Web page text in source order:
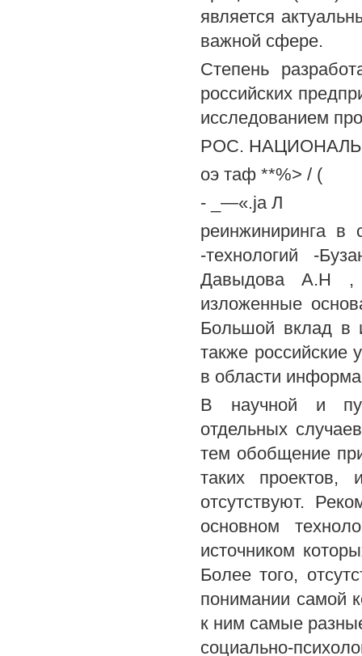
является
важной сфере.
Степень
российских
исследованием
РОС.
оэ таф **%> / (
- _—«.ja Л
реинжиниринга в
-технологий -
Давыдова А.H ,
изложенные
Большой вклад в
также
в области
В научной и
отдельных
тем обобщение
таких проектов,
отсутствуют.
основном
источником
Более того,
понимании самой
к ним самые
социально-